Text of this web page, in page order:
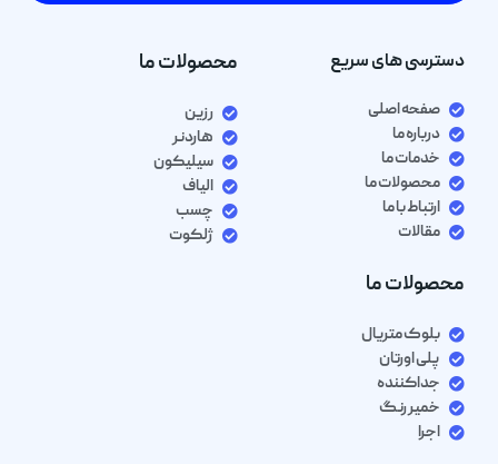
دسترسی های سریع
صفحه اصلی
درباره ما
خدمات ما
محصولات ما
ارتباط با ما
مقالات
محصولات ما
رزین
هاردنر
سیلیکون
الیاف
چسب
ژلکوت
محصولات ما
بلوک متریال
پلی اورتان
جداکننده
خمیر رنگ
اجرا